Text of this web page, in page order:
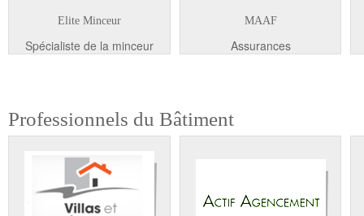
Elite Minceur
Spécialiste de la minceur
MAAF
Assurances
Professionnels du Bâtiment